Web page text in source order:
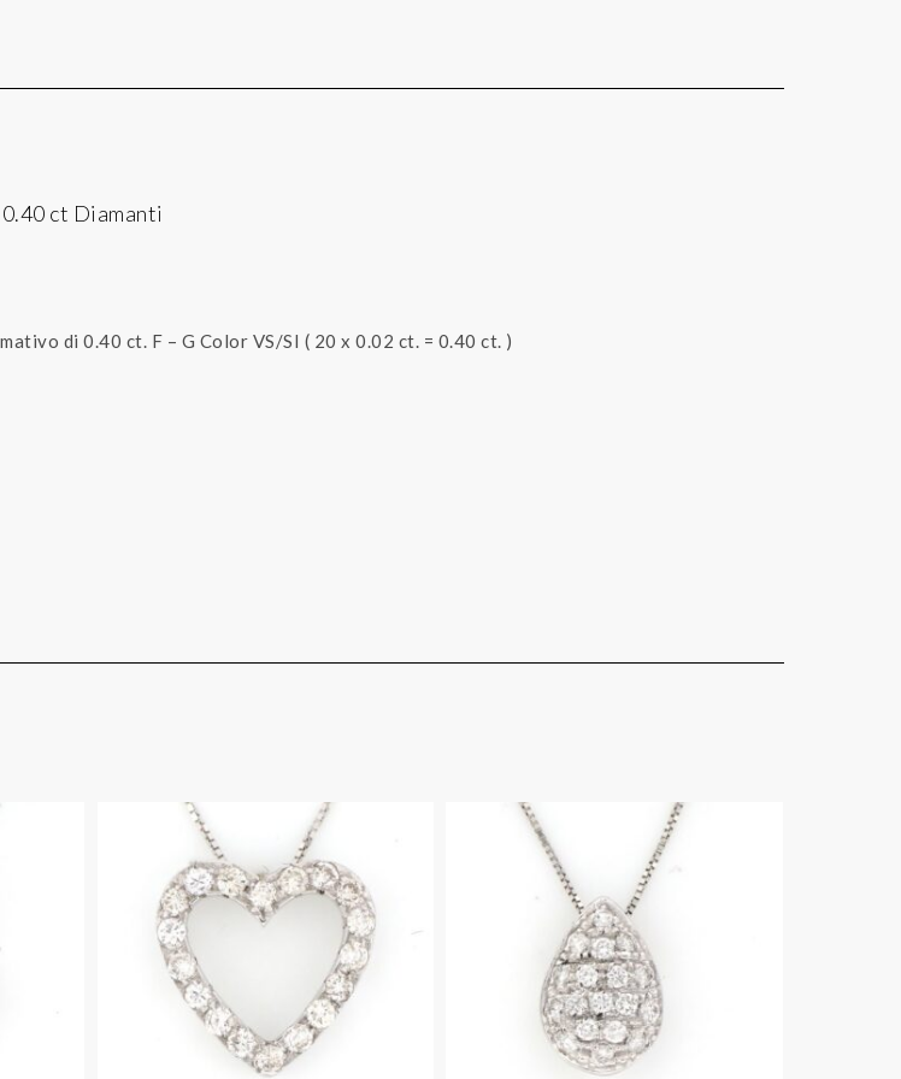
ct Diamanti
di 0.40 ct. F – G Color VS/SI ( 20 x 0.02 ct. = 0.40 ct. )